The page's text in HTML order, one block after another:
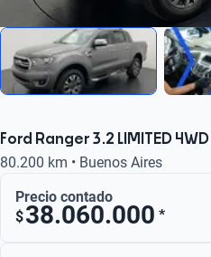
Ford Ranger 3.2 LIMITED
80.200 km • Buenos Aires
Precio contado
$38.060.000 *